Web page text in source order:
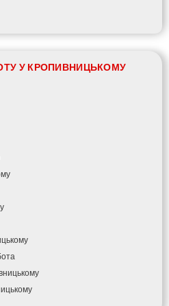
У КРОПИВНИЦЬКОМУ